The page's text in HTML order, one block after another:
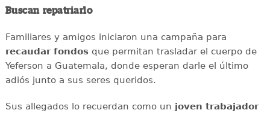
Buscan repatriarlo
Familiares y amigos iniciaron una campaña para
recaudar fondosque permitan trasladar el cuerpo de
Yeferson a Guatemala, donde esperan darle el último
adiós junto a sus seres queridos.
Sus allegados lo recuerdan como un joven trabajador